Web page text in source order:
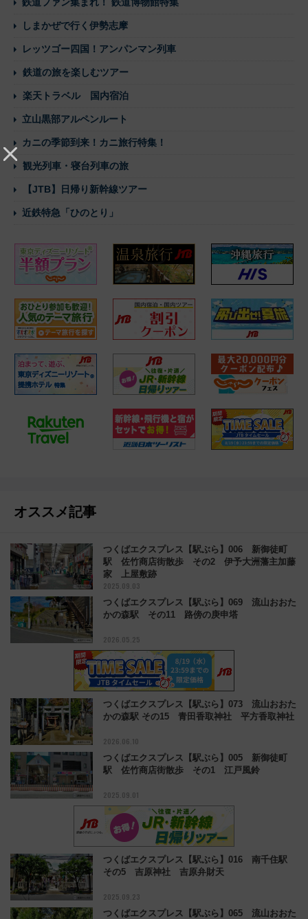
しまかぜで行く伊勢志摩
レッツゴー四国！アンパンマン列車
鉄道の旅を楽しむツアー
楽天トラベル 国内宿泊
立山黒部アルペンルート
カニの季節到来！カニ旅行特集！
観光列車・寝台列車の旅
【JTB】日帰り新幹線ツアー
近鉄特急「ひのとり」
オススメ記事
つくばエクスプレス【駅ぶら】006 新御徒町
駅 佐竹商店街散歩 その2 伊予大洲藩主加藤
家 上屋敷跡
2025.09.03
つくばエクスプレス【駅ぶら】069 流山おおた
かの森駅 その11 路傍の庚申塔
2026.05.25
つくばエクスプレス【駅ぶら】073 流山おおた
かの森駅 その15 青田香取神社 平方香取神社
2026.06.10
つくばエクスプレス【駅ぶら】005 新御徒町
駅 佐竹商店街散歩 その1 江戸風鈴
2025.09.01
つくばエクスプレス【駅ぶら】016 南千住駅
その5 吉原神社 吉原弁財天
2025.09.23
つくばエクスプレス【駅ぶら】065 流山おおた